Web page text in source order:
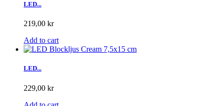
LED...
219,00 kr
Add to cart
LED...
229,00 kr